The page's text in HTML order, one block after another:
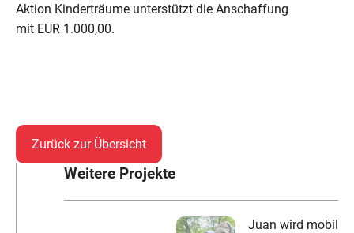
Aktion Kinderträume unterstützt die Anschaffung
mit EUR 1.000,00.
Zurück zur Übersicht
Weitere Projekte
Juan wird mobil